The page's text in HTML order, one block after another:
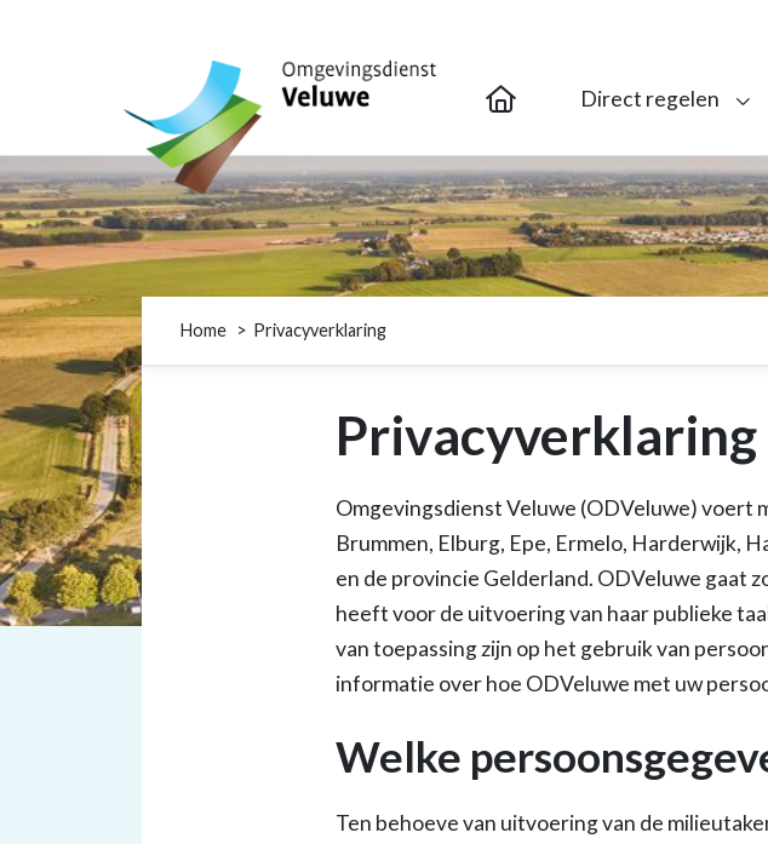
Omgevingsdienst Veluwe
Direct regelen
Home Privacyverklaring
Privacyverklaring
Omgevingsdienst Veluwe (ODVeluwe) voert
Brummen, Elburg, Epe, Ermelo, Harderwijk,
en de provincie Gelderland. ODVeluwe gaat
heeft voor de uitvoering van haar publieke
van toepassing zijn op het gebruik van
informatie over hoe ODVeluwe met uw
Welke
Ten behoeve van uitvoering van de